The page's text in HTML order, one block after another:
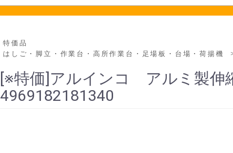
特価品
はしご・脚立・作業台・高所作業台・足場板・台場・荷揚機
[※特価]アルインコ アルミ製
4969182181340